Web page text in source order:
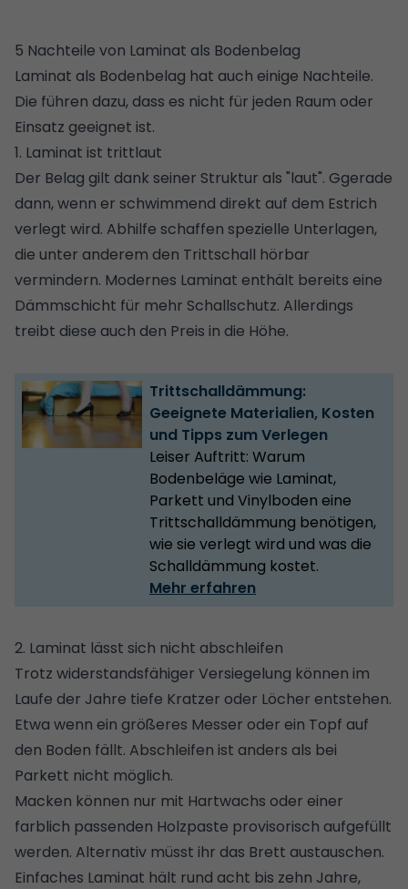
5 Nachteile von Laminat als Bodenbelag
Laminat als Bodenbelag hat auch einige Nachteile.
Die führen dazu, dass es nicht für jeden Raum oder
Einsatz geeignet ist.
1. Laminat ist trittlaut
Der Belag gilt dank seiner Struktur als "laut". Ggerade
dann, wenn er schwimmend direkt auf dem Estrich
verlegt wird. Abhilfe schaffen spezielle Unterlagen,
die unter anderem den Trittschall hörbar
vermindern. Modernes Laminat enthält bereits eine
Dämmschicht für mehr Schallschutz. Allerdings
treibt diese auch den Preis in die Höhe.
Trittschalldämmung:
Geeignete Materialien, Kosten
und Tipps zum Verlegen
Leiser Auftritt: Warum
Bodenbeläge wie Laminat,
Parkett und Vinylboden eine
Trittschalldämmung benötigen,
wie sie verlegt wird und was die
Schalldämmung kostet.
Mehr erfahren
2. Laminat lässt sich nicht abschleifen
Trotz widerstandsfähiger Versiegelung können im
Laufe der Jahre tiefe Kratzer oder Löcher entstehen.
Etwa wenn ein größeres Messer oder ein Topf auf
den Boden fällt. Abschleifen ist anders als bei
Parkett nicht möglich.
Macken können nur mit Hartwachs oder einer
farblich passenden Holzpaste provisorisch aufgefüllt
werden. Alternativ müsst ihr das Brett austauschen.
Einfaches Laminat hält rund acht bis zehn Jahre,